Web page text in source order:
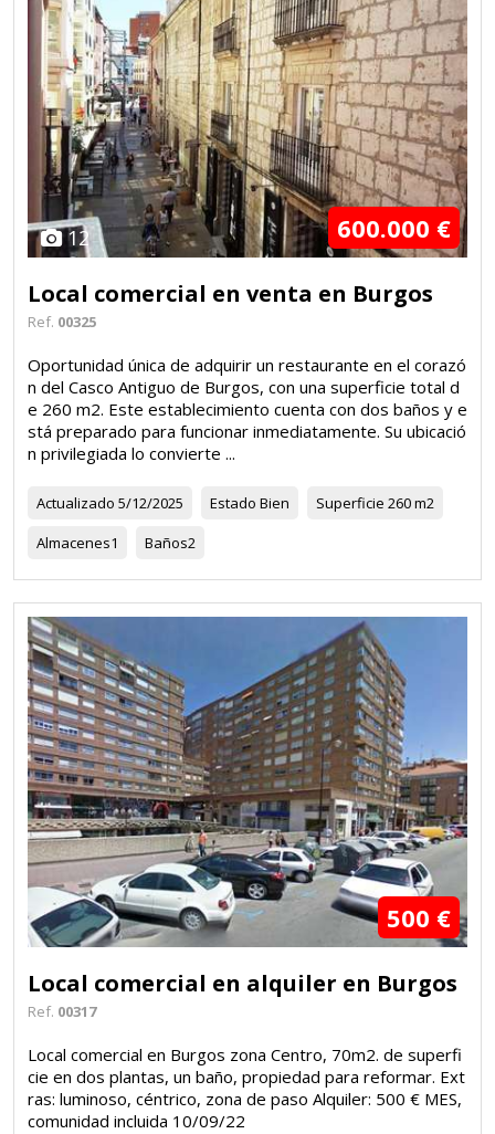
12 600.000 €
Local comercial en venta en Burgos
Ref. 00325
Oportunidad única de adquirir un restaurante en el corazó
n del Casco Antiguo de Burgos, con una superficie total d
e 260 m2. Este establecimiento cuenta con dos baños y e
stá preparado para funcionar inmediatamente. Su ubicació
n privilegiada lo convierte ...
Actualizado 5/12/2025 Estado Bien Superficie 260 m2
Almacenes1 Baños2
500 €
Local comercial en alquiler en Burgos
Ref. 00317
Local comercial en Burgos zona Centro, 70m2. de superfi
cie en dos plantas, un baño, propiedad para reformar. Ext
ras: luminoso, céntrico, zona de paso Alquiler: 500 € MES,
comunidad incluida 10/09/22